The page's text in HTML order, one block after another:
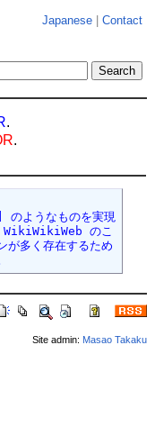
Japanese |Contact
.
.
ようなものを実現
WikiWikiWeb のこ
が多く存在するため
Site admin: Masao Takaku